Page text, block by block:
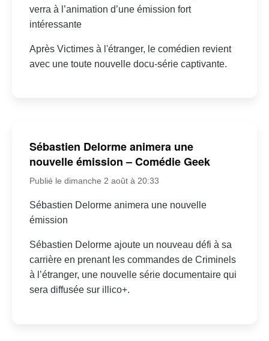
verra à l’animation d’une émission fort
intéressante
Après Victimes à l'étranger, le comédien revient
avec une toute nouvelle docu-série captivante.
Sébastien Delorme animera une
nouvelle émission – Comédie Geek
Publié le dimanche 2 août à 20:33
Sébastien Delorme animera une nouvelle
émission
Sébastien Delorme ajoute un nouveau défi à sa
carrière en prenant les commandes de Criminels
à l’étranger, une nouvelle série documentaire qui
sera diffusée sur illico+.